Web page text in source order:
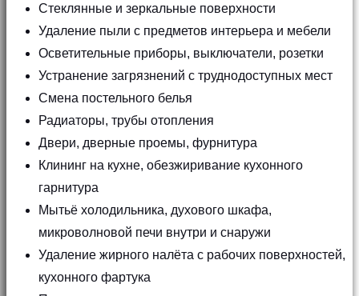
Стеклянные и зеркальные поверхности
Удаление пыли с предметов интерьера и мебели
Осветительные приборы, выключатели, розетки
Устранение загрязнений с труднодоступных мест
Смена постельного белья
Радиаторы, трубы отопления
Двери, дверные проемы, фурнитура
Клининг на кухне, обезжиривание кухонного
гарнитура
Мытьё холодильника, духового шкафа,
микроволновой печи внутри и снаружи
Удаление жирного налёта с рабочих поверхностей,
кухонного фартука